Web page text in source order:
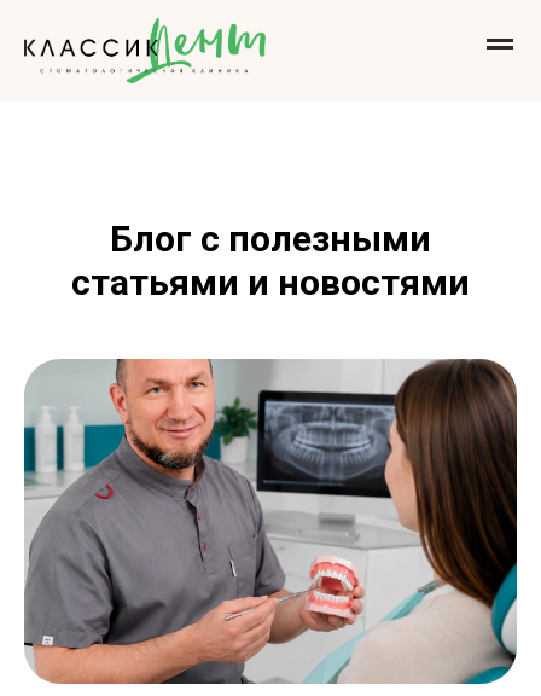
Блог с полезными
статьями и новостями